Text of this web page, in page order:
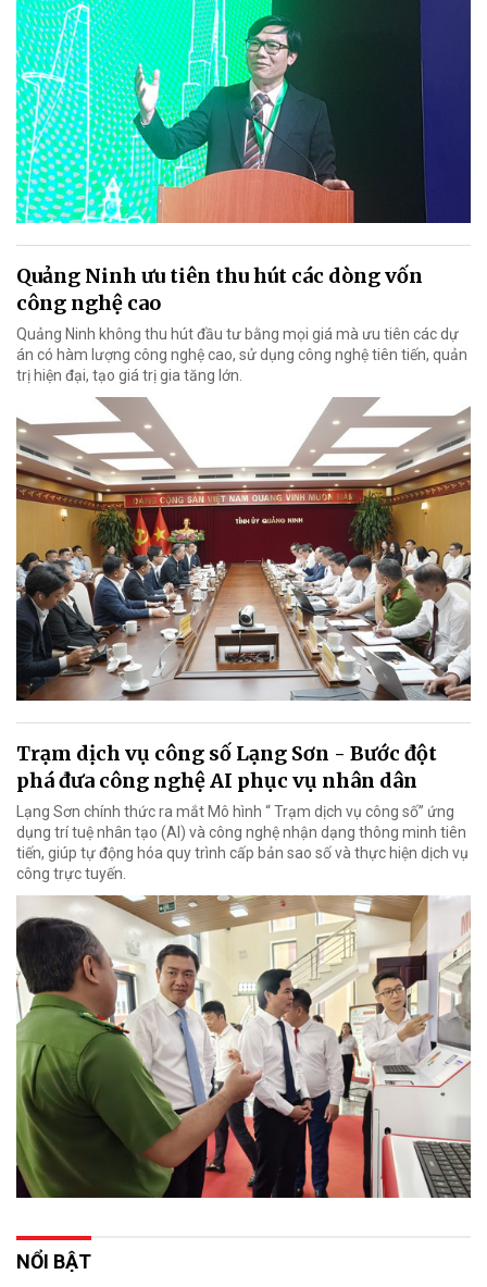
Quảng Ninh ưu tiên thu hút các dòng vốn
công nghệ cao
Quảng Ninh không thu hút đầu tư bằng mọi giá mà ưu tiên các dự
án có hàm lượng công nghệ cao, sử dụng công nghệ tiên tiến, quản
trị hiện đại, tạo giá trị gia tăng lớn.
Trạm dịch vụ công số Lạng Sơn - Bước đột
phá đưa công nghệ AI phục vụ nhân dân
Lạng Sơn chính thức ra mắt Mô hình “ Trạm dịch vụ công số” ứng
dụng trí tuệ nhân tạo (AI) và công nghệ nhận dạng thông minh tiên
tiến, giúp tự động hóa quy trình cấp bản sao số và thực hiện dịch vụ
công trực tuyến.
NỔI BẬT